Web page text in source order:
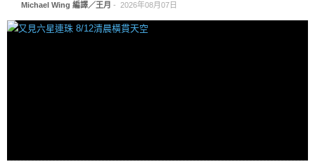
Michael Wing 編譯／王月 - 2026年08月07日